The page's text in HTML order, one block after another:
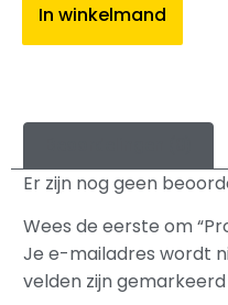
In winkelmand
Er zijn nog geen
Wees de eerste om
Je e-mailadres wordt
velden zijn